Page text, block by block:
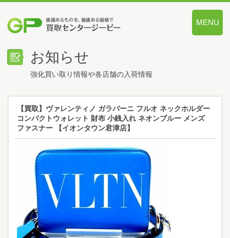
MENU
お知らせ
強化買い取り情報や各店舗の入荷情報
【買取】ヴァレンティノ ガラバーニ フルオ ネックホルダー
コンパクトウォレット 財布 小銭入れ ネオンブルー メンズ
ファスナー 【イオンタウン君津店】